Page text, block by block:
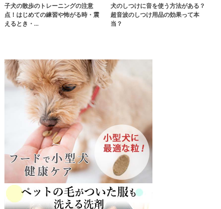
子犬の散歩のトレーニングの注意
点！はじめての練習や怖がる時・震
えるとき・…
犬のしつけに音を使う方法がある？
超音波のしつけ用品の効果って本
当？